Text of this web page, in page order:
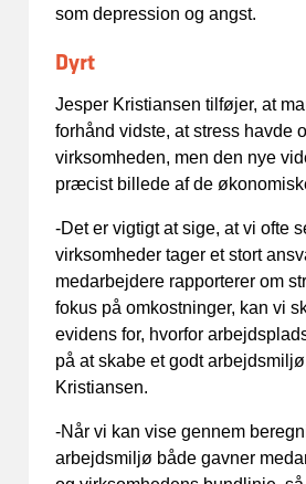
som depression og angst.
Dyrt
Jesper Kristiansen tilføjer, at
forhånd vidste, at stress havde
virksomheden, men den nye
præcist billede af de
-Det er vigtigt at sige, at vi ofte
virksomheder tager et stort
medarbejdere rapporterer om
fokus på omkostninger, kan vi
evidens for, hvorfor
på at skabe et godt
Kristiansen.
-Når vi kan vise gennem
arbejdsmiljø både gavner